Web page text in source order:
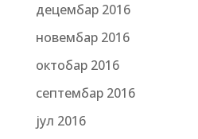
децембар 2016
новембар 2016
октобар 2016
септембар 2016
јул 2016